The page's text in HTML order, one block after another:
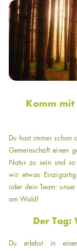
Komm
Du hast immer schon
Gemeinschaft einen
Natur zu sein und so
wir etwas
oder dein Team:
am Wald!
Der
Du erlebst in